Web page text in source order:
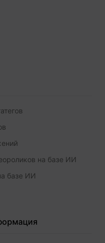
на базе ИИ
базе ИИ